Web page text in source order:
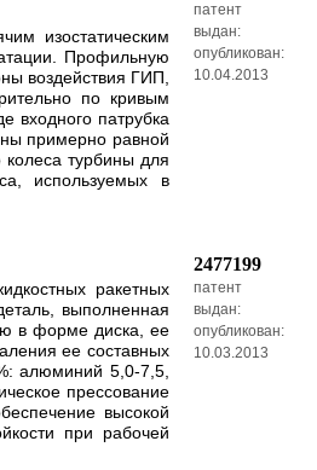
изостатическим
Профильную
воздействия ГИП,
по кривым
входного патрубка
примерно равной
колеса турбины для
используемых в
патент
выдан:
опубликован:
10.04.2013
ракетных
выполненная
в форме диска, ее
ее составных
алюминий 5,0-7,5,
прессование
высокой
при рабочей
2477199
патент
выдан:
опубликован:
10.03.2013